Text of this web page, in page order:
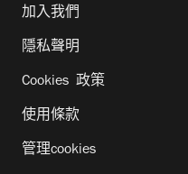
加入我們
隱私聲明
Cookies 政策
使用條款
管理cookies